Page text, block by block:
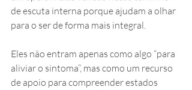
de escuta interna porque ajudam a olhar
para o ser de forma mais integral.
Eles não entram apenas como algo “para
aliviar o sintoma”, mas como um recurso
de apoio para compreender estados